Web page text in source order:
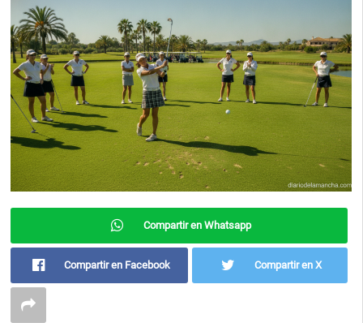
Compartir en Whatsapp
Compartir en Facebook Compartir en X